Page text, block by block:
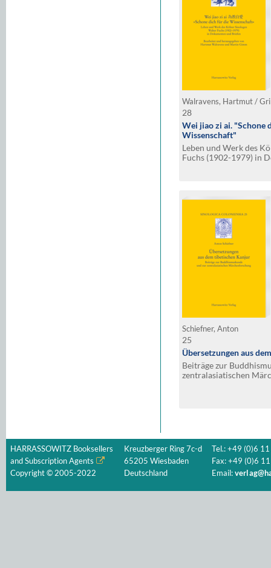
Walravens, Hartmut /
28
Wei jiao zi ai. "Schone
Wissenschaft"
Leben und Werk des
Fuchs (1902-1979) in
Schiefner, Anton
25
Übersetzungen aus
Beiträge zur
zentralasiatischen
HARRASSOWITZ Booksellers
and Subscription Agents
Copyright © 2005-2022
Kreuzberger Ring 7c-d
65205 Wiesbaden
Deutschland
Tel.: +49 (0)6
Fax: +49 (0)6
Email: